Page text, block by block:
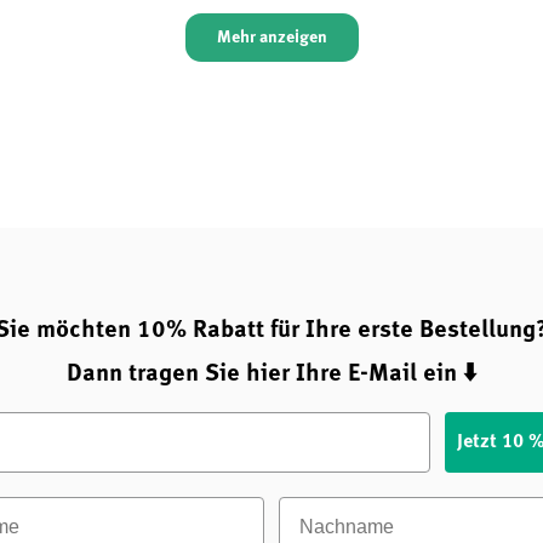
Mehr anzeigen
möchten 10% Rabatt für Ihre erste
Dann tragen Sie hier Ihre E-Mail ein ⬇️
Jetzt 10
Nachname